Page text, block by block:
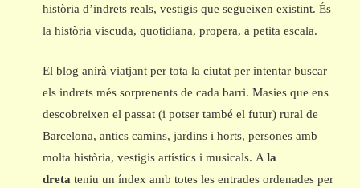
història d’indrets reals, vestigis que segueixen existint. És
la història viscuda, quotidiana, propera, a petita escala.
El blog anirà viatjant per tota la ciutat per intentar buscar
els indrets més sorprenents de cada barri. Masies que ens
descobreixen el passat (i potser també el futur) rural de
Barcelona, antics camins, jardins i horts, persones amb
molta història, vestigis artístics i musicals. Ala
dreta teniu un índex amb totes les entrades ordenades per